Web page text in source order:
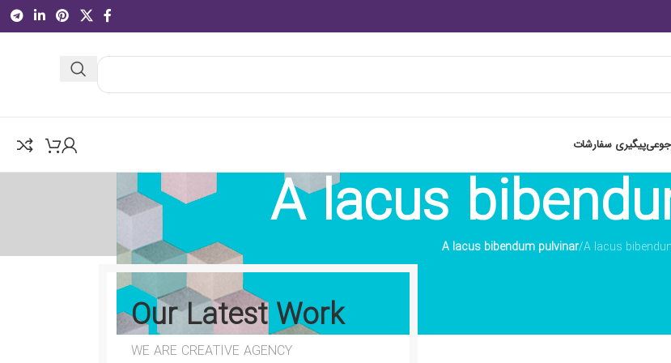
پیگیری سفارشات
A lacus A lacus
/
A lacus bibendum pulvinar
Our Latest Work
WE ARE CREATIVE AGENCY